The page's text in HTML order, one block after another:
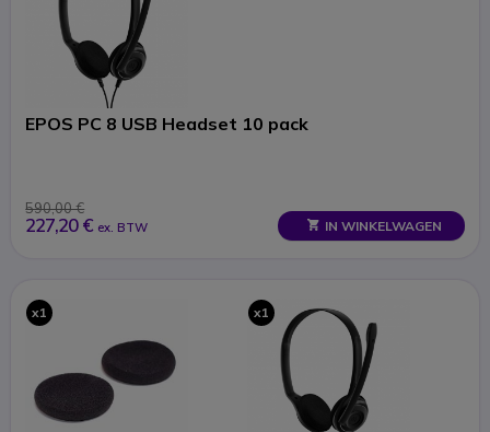
EPOS PC 8 USB Headset 10 pack
590,00 €
227,20 € ex. BTW IN WINKELWAGEN
x1 x1